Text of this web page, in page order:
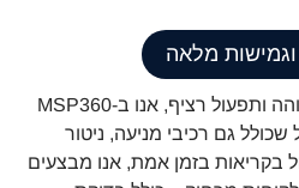
מלאה
כדי להבטיח רמת שירות גבוהה ותפעול רציף, אנו ב-MSP360
גם רכיבי מניעה, ניטור
בקריאות בזמן אמת, אנו מבצעים